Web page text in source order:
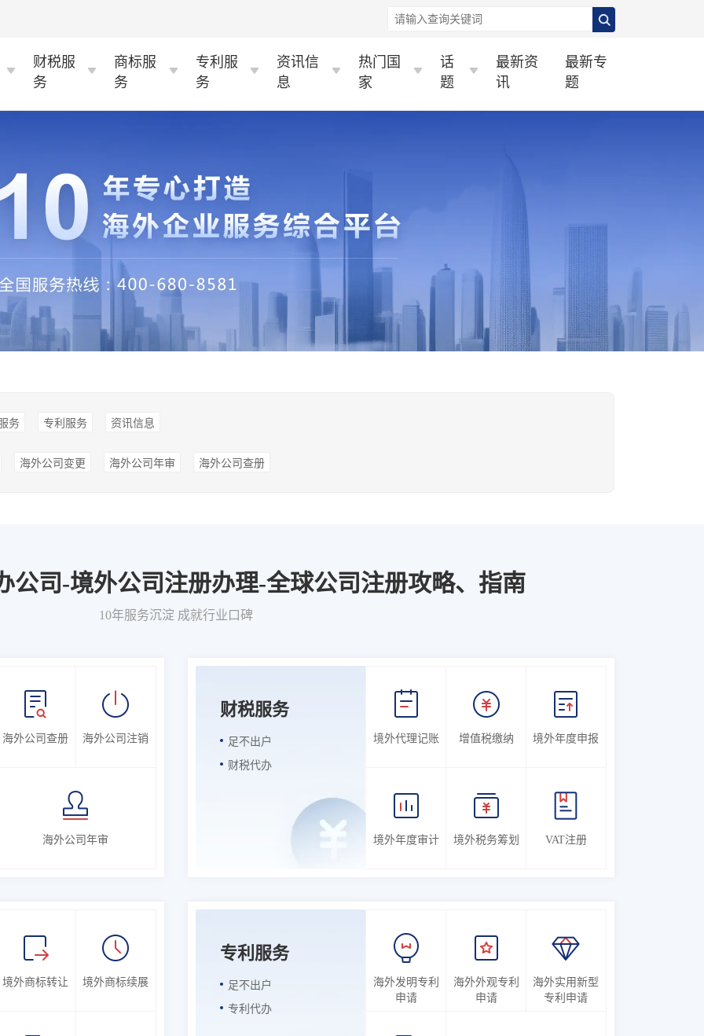
财税服
务
商标服
务
专利服
务
资讯信
息
热门国
家
话
题
最新资
讯
最新专
题
务 专利服务 资讯信息
海外公司变更 海外公司年审 海外公司查册
公司-境外公司注册办理-全球公司注册攻略、指南
10年服务沉淀 成就行业口碑
海外公司查册 海外公司注销
海外公司年审
财税服务
足不出户
财税代办
境外代理记账 增值税缴纳 境外年度申报
境外年度审计 境外税务筹划 VAT注册
境外商标转让 境外商标续展
专利服务
足不出户
专利代办
海外发明专利
申请
海外外观专利
申请
海外实用新型
专利申请